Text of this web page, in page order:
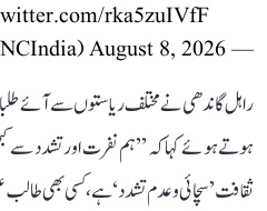
rka5zuIVfF
— Congress (@INCIndia)
August 8, 2026
راہل گاندھی نے مختلف ریاستوں سے آئے
ہوتے ہوئے کہا کہ ’’ہم نفرت اور تشدد سے
ثقافت ’سچائی و عدم تشدد‘ ہے، کسی بھی